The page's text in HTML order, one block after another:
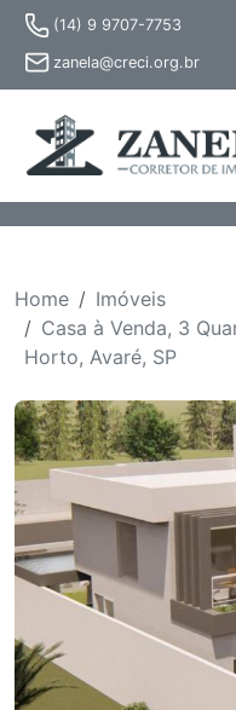
(14) 9 9707-7753
zanela@creci.org.br
Home
Imóveis
Casa à Venda, 3
Horto, Avaré, SP